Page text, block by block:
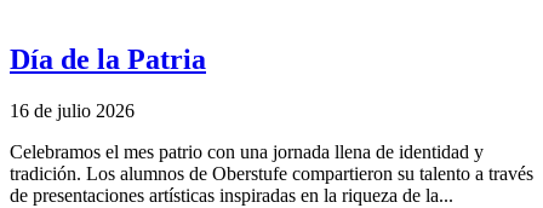
Día de la Patria
16 de julio 2026
Celebramos el mes patrio con una jornada llena de identidad y
tradición. Los alumnos de Oberstufe compartieron su talento a través
de presentaciones artísticas inspiradas en la riqueza de la...